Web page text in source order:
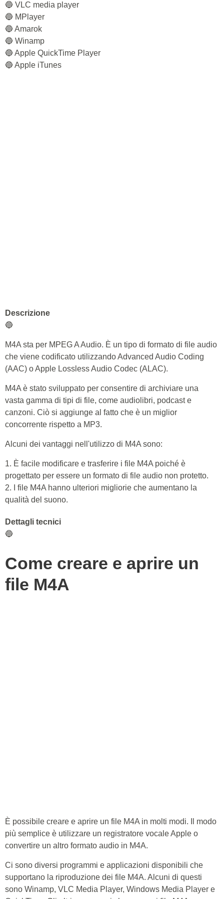
🔵 VLC media player
🔵 MPlayer
🔵 Amarok
🔵 Winamp
🔵 Apple QuickTime Player
🔵 Apple iTunes
Descrizione
🔵
M4A sta per MPEG A Audio. È un tipo di formato di file audio
che viene codificato utilizzando Advanced Audio Coding
(AAC) o Apple Lossless Audio Codec (ALAC).
M4A è stato sviluppato per consentire di archiviare una
vasta gamma di tipi di file, come audiolibri, podcast e
canzoni. Ciò si aggiunge al fatto che è un miglior
concorrente rispetto a MP3.
Alcuni dei vantaggi nell'utilizzo di M4A sono:
1. È facile modificare e trasferire i file M4A poiché è
progettato per essere un formato di file audio non protetto.
2. I file M4A hanno ulteriori migliorie che aumentano la
qualità del suono.
Dettagli tecnici
🔵
Come creare e aprire un
file M4A
È possibile creare e aprire un file M4A in molti modi. Il modo
più semplice è utilizzare un registratore vocale Apple o
convertire un altro formato audio in M4A.
Ci sono diversi programmi e applicazioni disponibili che
supportano la riproduzione dei file M4A. Alcuni di questi
sono Winamp, VLC Media Player, Windows Media Player e